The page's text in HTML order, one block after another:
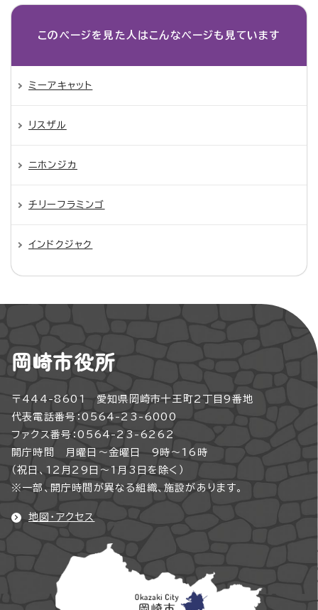
このページを見た人は こんなページも見ています
ミーアキャット
リスザル
ニホンジカ
チリーフラミンゴ
インドクジャク
岡崎市役所
〒444-8601 愛知県岡崎市十王町2丁目9番地
代表電話番号：0564-23-6000
ファクス番号：0564-23-6262
開庁時間 月曜日～金曜日 9時～16時
（祝日、12月29日～1月3日を除く）
※一部、開庁時間が異なる組織、施設があります。
地図・アクセス